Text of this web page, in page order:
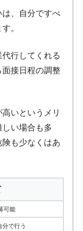
、自分ですべ
。
行してくれる
接日程の調整
いというメリ
い場合も多
も少なくはあ
可能
分で行う